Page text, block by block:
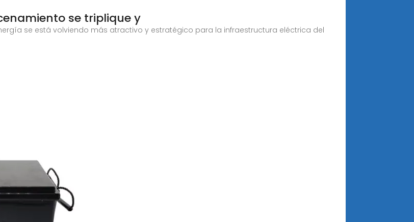
se triplique y
se está volviendo más atractivo y estratégico para la infraestructura eléctrica del